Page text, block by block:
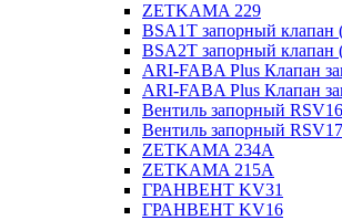
ZETKAMA 229
BSA1T запорный клапан
BSA2T запорный клапан
ARI-FABA Plus Клапан
ARI-FABA Plus Клапан
Вентиль запорный RSV16
Вентиль запорный RSV17
ZETKAMA 234A
ZETKAMA 215A
ГРАНВЕНТ KV31
ГРАНВЕНТ KV16